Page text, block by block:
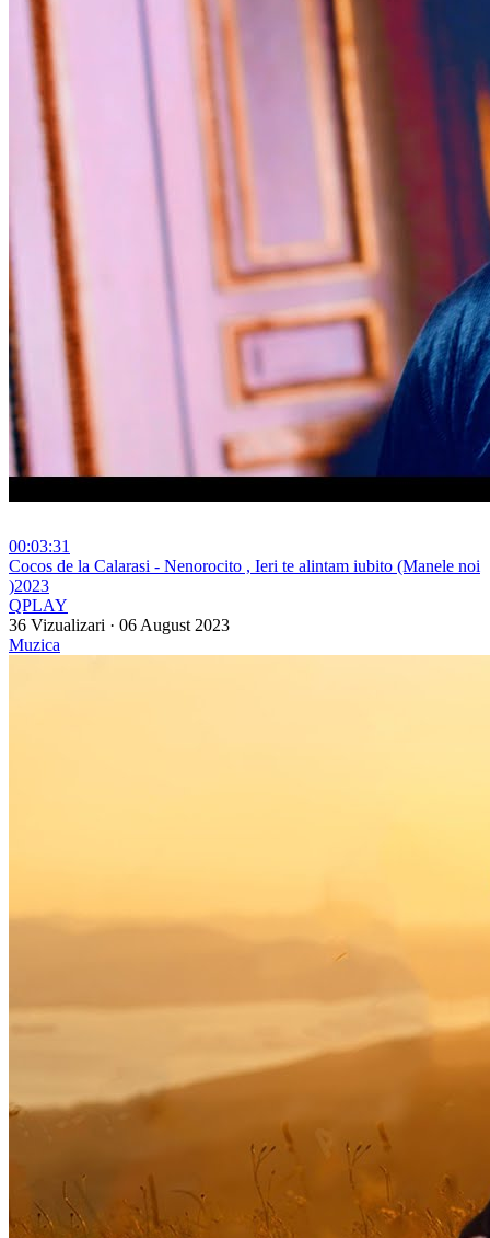
00:03:31
⁣Cocos de la Calarasi - Nenorocito , Ieri te alintam iubito (Manele noi
)2023
QPLAY
36 Vizualizari · 06 August 2023
Muzica